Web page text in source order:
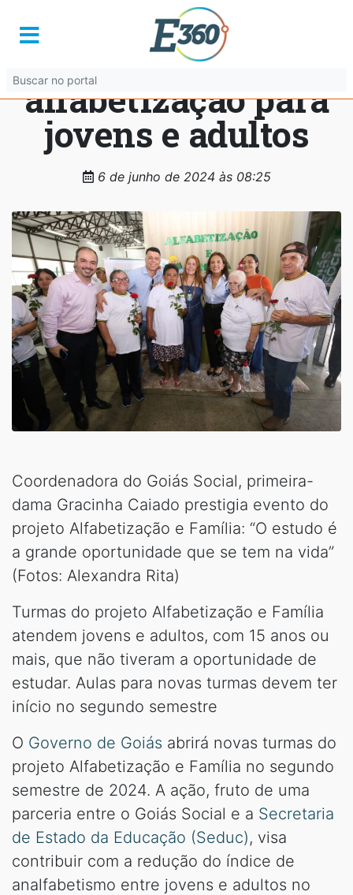
Governo abre novas
turmas de
alfabetização para
jovens e adultos
6 de junho de 2024 às 08:25
Coordenadora do Goiás Social, primeira-
dama Gracinha Caiado prestigia evento do
projeto Alfabetização e Família: “O estudo é
a grande oportunidade que se tem na vida”
(Fotos: Alexandra Rita)
Turmas do projeto Alfabetização e Família
atendem jovens e adultos, com 15 anos ou
mais, que não tiveram a oportunidade de
estudar. Aulas para novas turmas devem ter
início no segundo semestre
O Governo de Goiás abrirá novas turmas do
projeto Alfabetização e Família no segundo
semestre de 2024. A ação, fruto de uma
parceria entre o Goiás Social e a Secretaria
de Estado da Educação (Seduc), visa
contribuir com a redução do índice de
analfabetismo entre jovens e adultos no